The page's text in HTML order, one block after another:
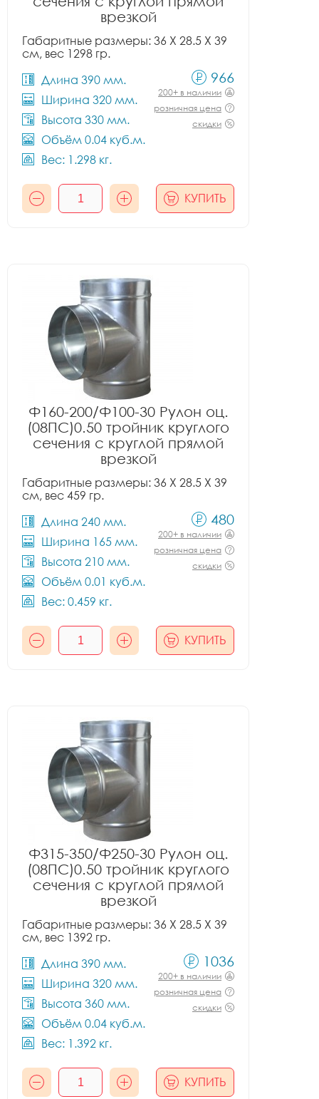
врезкой
Габаритные размеры: 36 X 28.5 X 39
см, вес 1298 гр.
Длина 390 мм.
Ширина 320 мм.
Высота 330 мм.
Объём 0.04 куб.м.
Вес: 1.298 кг.
966
200+ в наличии
розничная цена
скидки
КУПИТЬ
Ф160-200/Ф100-30 Рулон оц.
(08ПС)0.50 тройник круглого
сечения с круглой прямой
врезкой
Габаритные размеры: 36 X 28.5 X 39
см, вес 459 гр.
Длина 240 мм.
Ширина 165 мм.
Высота 210 мм.
Объём 0.01 куб.м.
Вес: 0.459 кг.
480
200+ в наличии
розничная цена
скидки
КУПИТЬ
Ф315-350/Ф250-30 Рулон оц.
(08ПС)0.50 тройник круглого
сечения с круглой прямой
врезкой
Габаритные размеры: 36 X 28.5 X 39
см, вес 1392 гр.
Длина 390 мм.
Ширина 320 мм.
Высота 360 мм.
Объём 0.04 куб.м.
Вес: 1.392 кг.
1036
200+ в наличии
розничная цена
скидки
КУПИТЬ